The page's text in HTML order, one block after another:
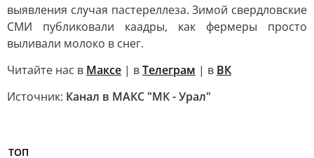
выявления случая пастереллеза. Зимой свердловские
СМИ публиковали каадры, как фермеры просто
выливали молоко в снег.
Читайте нас в Максе | вТелеграм | в ВК
Источник: Канал в МАКС "МК - Урал"
ТОП